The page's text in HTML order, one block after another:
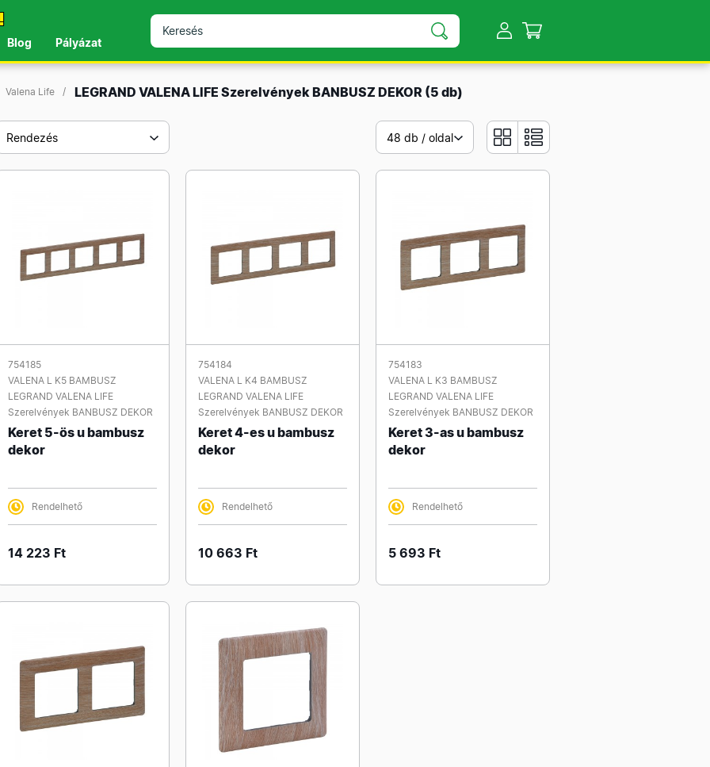
Blog Pályázat
Valena Life LEGRAND VALENA LIFE Szerelvények BANBUSZ DEKOR (5 db)
Rendezés 48 db / oldal
754185
VALENA L K5 BAMBUSZ
LEGRAND VALENA LIFE
Szerelvények BANBUSZ DEKOR
Keret 5-ös u bambusz
dekor
Rendelhető
14 223 Ft
754184
VALENA L K4 BAMBUSZ
LEGRAND VALENA LIFE
Szerelvények BANBUSZ DEKOR
Keret 4-es u bambusz
dekor
Rendelhető
10 663 Ft
754183
VALENA L K3 BAMBUSZ
LEGRAND VALENA LIFE
Szerelvények BANBUSZ DEKOR
Keret 3-as u bambusz
dekor
Rendelhető
5 693 Ft